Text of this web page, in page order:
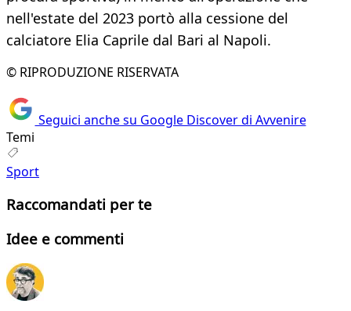
nell'estate del 2023 portò alla cessione del
calciatore Elia Caprile dal Bari al Napoli.
© RIPRODUZIONE RISERVATA
Seguici anche su Google Discover di Avvenire
Temi
Sport
Raccomandati per te
Idee e commenti